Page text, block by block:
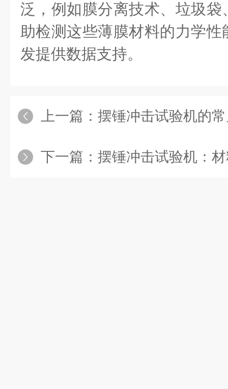
泛，例如膜分离技术、垃圾
助检测这些薄膜材料的力学
发提供数据支持。
上一篇： 摆锤冲击试验机的
下一篇： 摆锤冲击试验机：材